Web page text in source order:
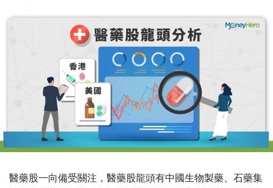
醫藥股一向備受關注，醫藥股龍頭有中國生物製藥、石藥集